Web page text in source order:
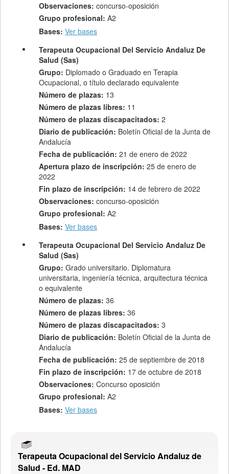
Observaciones: concurso-oposición
Grupo profesional: A2
Bases: Ver bases
Terapeuta Ocupacional Del Servicio Andaluz De
Salud (Sas)
Grupo: Diplomado o Graduado en Terapia
Ocupacional, o título declarado equivalente
Número de plazas: 13
Número de plazas libres: 11
Número de plazas discapacitados: 2
Diario de publicación: Boletín Oficial de la Junta de
Andalucía
Fecha de publicación: 21 de enero de 2022
Apertura plazo de inscripción: 25 de enero de
2022
Fin plazo de inscripción: 14 de febrero de 2022
Observaciones: concurso-oposición
Grupo profesional: A2
Bases: Ver bases
Terapeuta Ocupacional Del Servicio Andaluz De
Salud (Sas)
Grupo: Grado universitario. Diplomatura
universitaria, ingeniería técnica, arquitectura técnica
o equivalente
Número de plazas: 36
Número de plazas libres: 36
Número de plazas discapacitados: 3
Diario de publicación: Boletín Oficial de la Junta de
Andalucía
Fecha de publicación: 25 de septiembre de 2018
Fin plazo de inscripción: 17 de octubre de 2018
Observaciones: Concurso oposición
Grupo profesional: A2
Bases: Ver bases
Terapeuta Ocupacional del Servicio Andaluz de
Salud - Ed. MAD